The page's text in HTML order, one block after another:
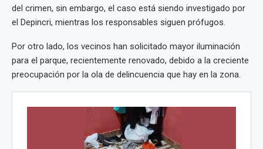
del crimen, sin embargo, el caso está siendo investigado por
el Depincri, mientras los responsables siguen prófugos.
Por otro lado, los vecinos han solicitado mayor iluminación
para el parque, recientemente renovado, debido a la creciente
preocupación por la ola de delincuencia que hay en la zona.